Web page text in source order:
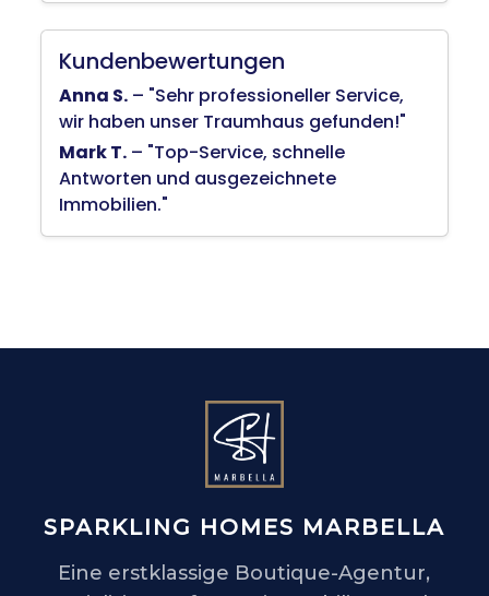
Kundenbewertungen
Anna S.– "Sehr professioneller Service,
wir haben unser Traumhaus gefunden!"
Mark T.– "Top-Service, schnelle
Antworten und ausgezeichnete
Immobilien."
SPARKLING HOMES MARBELLA
Eine erstklassige Boutique-Agentur,